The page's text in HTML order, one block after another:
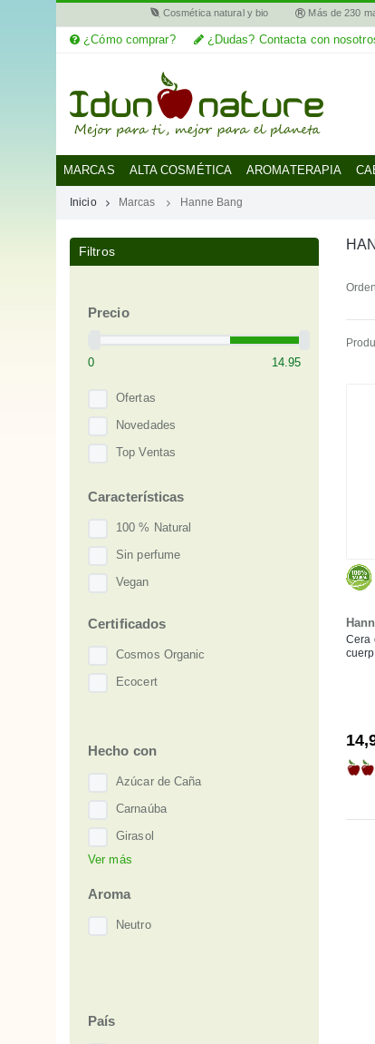
MARCAS
Cosmética natural y bio Más de 230
¿Cómo comprar? ¿Dudas? Contacta con
MARCAS ALTA COSMÉTICA AROMATERAPIA
Inicio Marcas Hanne Bang
Filtros
Precio
Ofertas
Novedades
Top Ventas
Características
100 % Natural
Sin perfume
Vegan
Certificados
Cosmos Organic
Ecocert
Hecho con
Azúcar de Caña
Carnaúba
Girasol
Limón
Ricino
Soja
Ver más
Aroma
Neutro
País
Cera